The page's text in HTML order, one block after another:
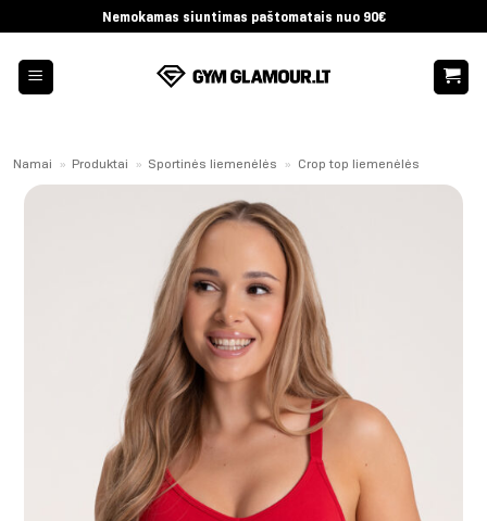
to
content
Nemokamas siuntimas paštomatais nuo 90€
Namai » Produktai » Sportinės liemenėlės » Crop top liemenėlės